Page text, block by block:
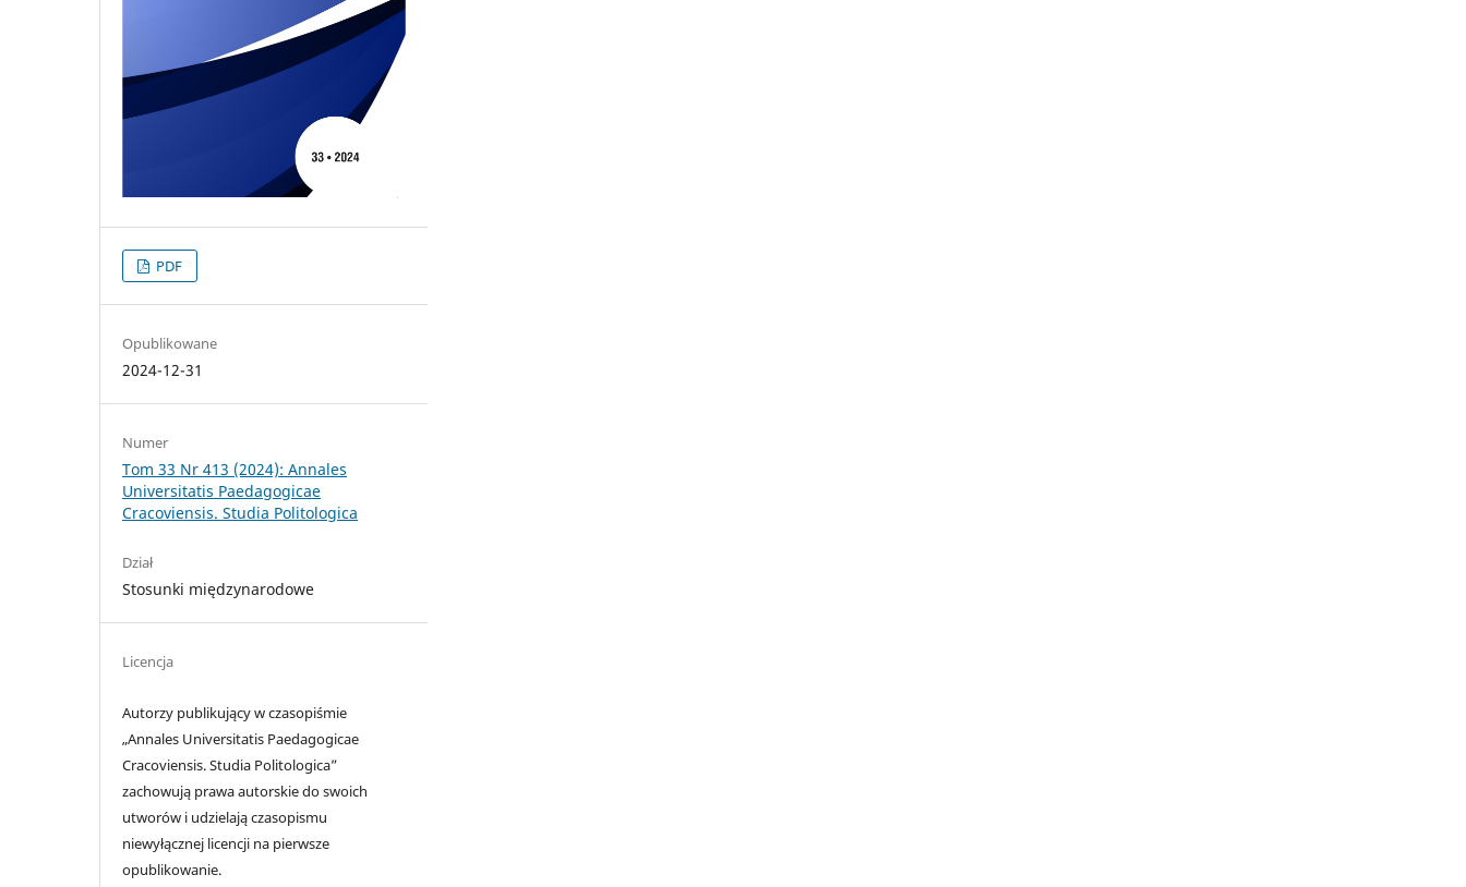
PDF
Opublikowane
2024-12-31
Numer
Tom 33 Nr 413 (2024): Annales
Universitatis Paedagogicae
Cracoviensis. Studia Politologica
Dział
Stosunki międzynarodowe
Licencja
Autorzy publikujący w czasopiśmie
„Annales Universitatis Paedagogicae
Cracoviensis. Studia Politologica”
zachowują prawa autorskie do swoich
utworów i udzielają czasopismu
niewyłącznej licencji na pierwsze
opublikowanie.